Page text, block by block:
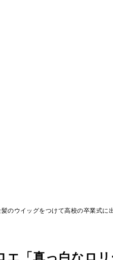
のウイッグをつけて高校の卒業式に
「真っ白なロ